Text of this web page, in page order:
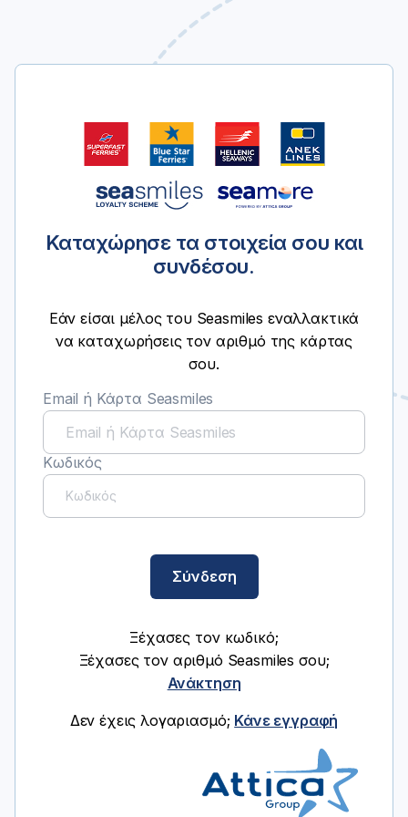
Καταχώρησε τα στοιχεία σου και
συνδέσου.
Εάν είσαι μέλος του Seasmiles εναλλακτικά
να καταχωρήσεις τον αριθμό της κάρτας
σου.
Email ή Κάρτα Seasmiles
Κωδικός
Σύνδεση
Ξέχασες τον κωδικό;
Ξέχασες τον αριθμό Seasmiles σου;
Ανάκτηση
Δεν έχεις λογαριασμό; Κάνε εγγραφή